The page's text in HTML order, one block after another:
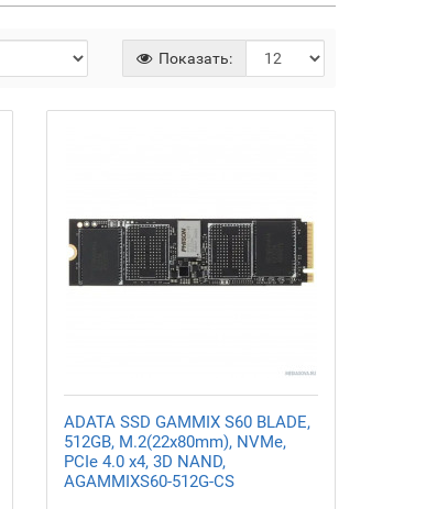
Показать:
ADATA SSD GAMMIX S60 BLADE,
512GB, M.2(22x80mm), NVMe,
PCIe 4.0 x4, 3D NAND,
AGAMMIXS60-512G-CS